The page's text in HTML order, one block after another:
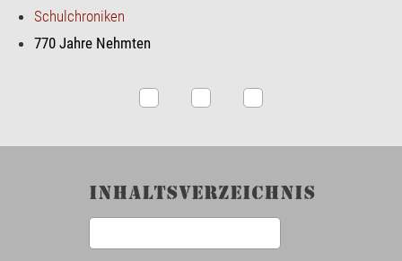
Schulchroniken
770 Jahre Nehmten
Inhaltsverzeichnis